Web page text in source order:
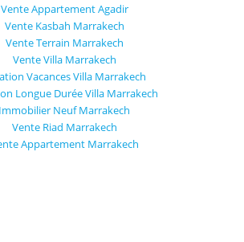
Vente Appartement Agadir
Vente Kasbah Marrakech
Vente Terrain Marrakech
Vente Villa Marrakech
Vacances Villa Marrakech
Longue Durée Villa Marrakech
Immobilier Neuf Marrakech
Vente Riad Marrakech
Appartement Marrakech